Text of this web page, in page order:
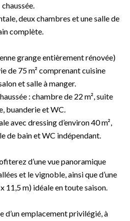
chaussée.
deux chambres et une salle de
complète.
grange entièrement rénovée)
de 75 m² comprenant cuisine
et salle à manger.
: chambre de 22 m², suite
buanderie et WC.
avec dressing d’environ 40 m²,
de bain et WC indépendant.
d’une vue panoramique
et le vignoble, ainsi que d’une
11,5 m) idéale en toute saison.
d’un emplacement privilégié, à